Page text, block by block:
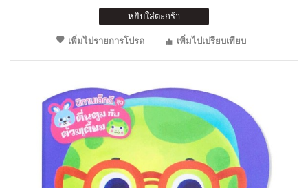
หยิบใส่ตะกร้า
เพิ่มไปรายการโปรด
เพิ่มไปเปรียบเทียบ